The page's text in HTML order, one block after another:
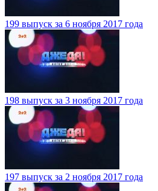
199 выпуск за 6 ноября 2017 года
198 выпуск за 3 ноября 2017 года
197 выпуск за 2 ноября 2017 года